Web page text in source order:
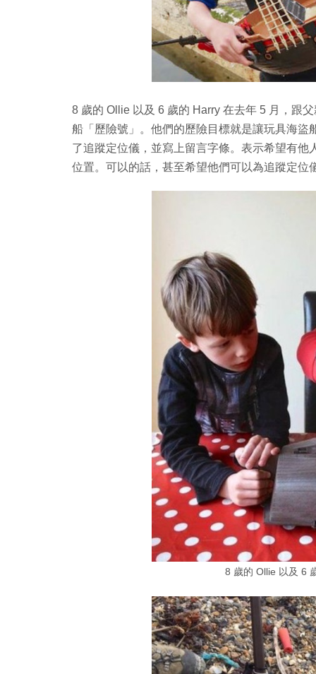
8 歲的 Ollie 以及 6 歲的 Harry 在去年 5 月，跟
船「歷險號」。他們的歷險目標就是讓玩具海
了追蹤定位儀，並寫上留言字條。表示希望有
位置。可以的話，甚至希望他們可以為追蹤定
8 歲的 Ollie 以及 6